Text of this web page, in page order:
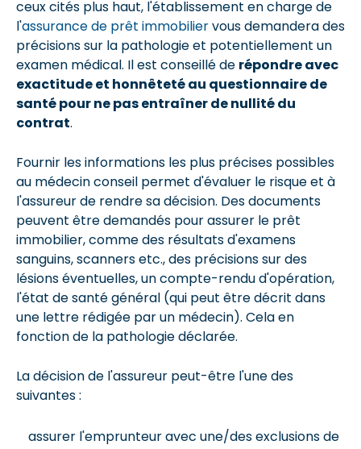
ceux cités plus haut, l'établissement en charge de
l'assurance de prêt immobiliervous demandera des
précisions sur la pathologie et potentiellement un
examen médical. Il est conseillé de répondre avec
exactitude et honnêteté au questionnaire de
santé pour ne pas entraîner de nullité du
contrat.
Fournir les informations les plus précises possibles
au médecin conseil permet d'évaluer le risque et à
l'assureur de rendre sa décision. Des documents
peuvent être demandés pour assurer le prêt
immobilier, comme des résultats d'examens
sanguins, scanners etc., des précisions sur des
lésions éventuelles, un compte-rendu d'opération,
l'état de santé général (qui peut être décrit dans
une lettre rédigée par un médecin). Cela en
fonction de la pathologie déclarée.
La décision de l'assureur peut-être l'une des
suivantes :
assurer l'emprunteur avec une/des exclusions de